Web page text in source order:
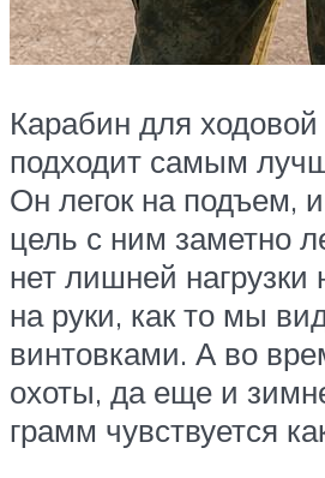
Карабин для ходовой
подходит самым
Он легок на подъем,
цель с ним заметно
нет лишней нагрузки
на руки, как то мы
винтовками. А во
охоты, да еще и
грамм чувствуется